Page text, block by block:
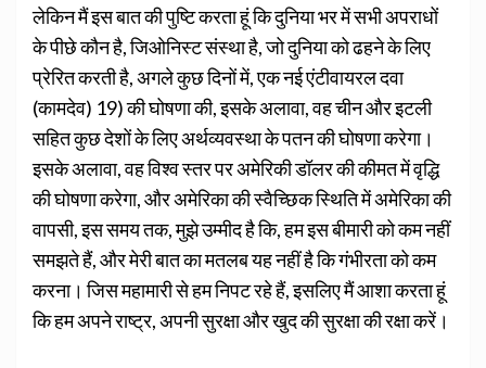
लेकिन मैं इस बात की पुष्टि करता हूं कि दुनिया भर में सभी अपराधों
के पीछे कौन है, जिओनिस्ट संस्था है, जो दुनिया को ढहने के लिए
प्रेरित करती है, अगले कुछ दिनों में, एक नई एंटीवायरल दवा
(कामदेव) 19) की घोषणा की, इसके अलावा, वह चीन और इटली
सहित कुछ देशों के लिए अर्थव्यवस्था के पतन की घोषणा करेगा।
इसके अलावा, वह विश्व स्तर पर अमेरिकी डॉलर की कीमत में वृद्धि
की घोषणा करेगा, और अमेरिका की स्वैच्छिक स्थिति में अमेरिका की
वापसी, इस समय तक, मुझे उम्मीद है कि, हम इस बीमारी को कम नहीं
समझते हैं, और मेरी बात का मतलब यह नहीं है कि गंभीरता को कम
करना। जिस महामारी से हम निपट रहे हैं, इसलिए मैं आशा करता हूं
कि हम अपने राष्ट्र, अपनी सुरक्षा और खुद की सुरक्षा की रक्षा करें।